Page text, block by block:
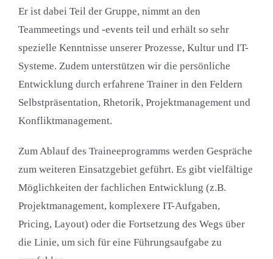
Er ist dabei Teil der Gruppe, nimmt an den
Teammeetings und -events teil und erhält so sehr
spezielle Kenntnisse unserer Prozesse, Kultur und IT-
Systeme. Zudem unterstützen wir die persönliche
Entwicklung durch erfahrene Trainer in den Feldern
Selbstpräsentation, Rhetorik, Projektmanagement und
Konfliktmanagement.
Zum Ablauf des Traineeprogramms werden Gespräche
zum weiteren Einsatzgebiet geführt. Es gibt vielfältige
Möglichkeiten der fachlichen Entwicklung (z.B.
Projektmanagement, komplexere IT-Aufgaben,
Pricing, Layout) oder die Fortsetzung des Wegs über
die Linie, um sich für eine Führungsaufgabe zu